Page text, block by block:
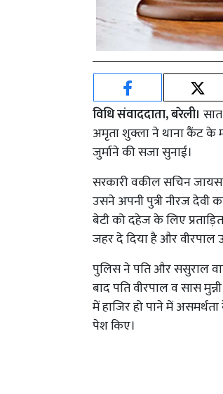
विधि संवाददाता, बरेली।
अमृता शुक्ला ने थाना कैंट के
जुर्माने की सजा सुनाई।
सरकारी वकील सचिन
उसने अपनी पुत्री नीरज देवी
बेटी को दहेज के लिए
जहर दे दिया है और
पुलिस ने पति और ससुराल
बाद पति वीरपाल व सास
में हाजिर हो पाने में
पेश किए।